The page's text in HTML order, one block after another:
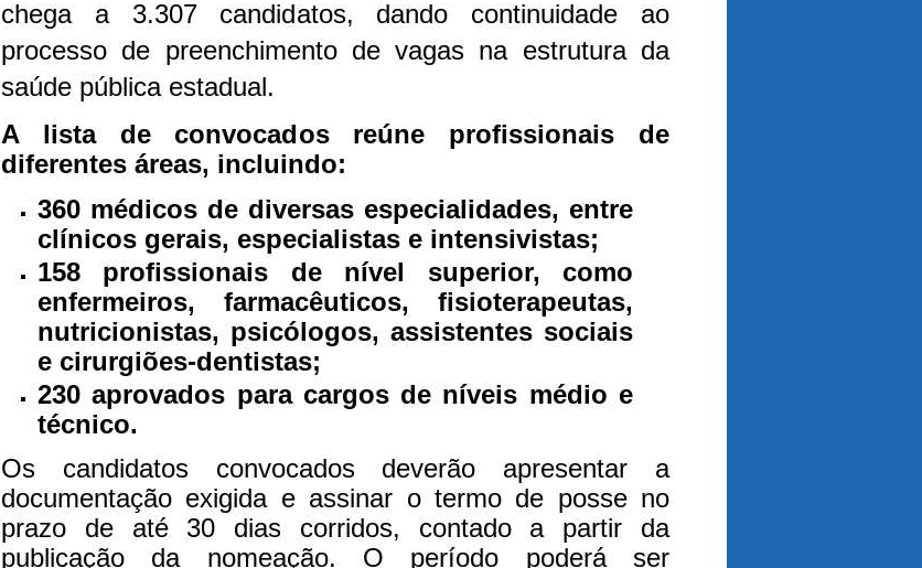
chega a 3.307 candidatos, dando continuidade ao
processo de preenchimento de vagas na estrutura da
saúde pública estadual.
A lista de convocados reúne profissionais de
diferentes áreas, incluindo:
360 médicos de diversas especialidades, entre
clínicos gerais, especialistas e intensivistas;
158 profissionais de nível superior, como
enfermeiros, farmacêuticos, fisioterapeutas,
nutricionistas, psicólogos, assistentes sociais
e cirurgiões-dentistas;
230 aprovados para cargos de níveis médio e
técnico.
Os candidatos convocados deverão apresentar a
documentação exigida e assinar o termo de posse no
prazo de até 30 dias corridos, contado a partir da
publicação da nomeação. O período poderá ser